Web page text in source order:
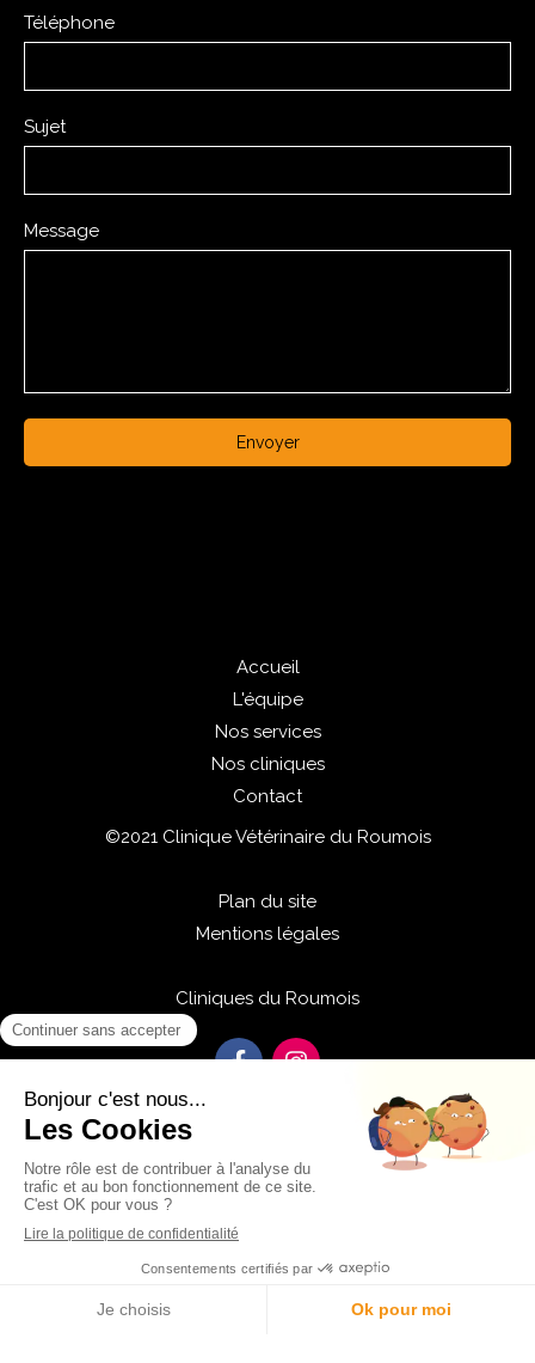
Téléphone
Sujet
Message
Envoyer
Accueil
L'équipe
Nos services
Nos cliniques
Contact
©2021 Clinique Vétérinaire du Roumois
Plan du site
Mentions légales
Cliniques du Roumois
Centre de rééducation physiothérapie
Création et référencement du site par Simplébo